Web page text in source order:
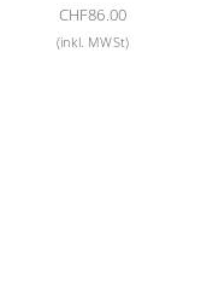
CHF86.00
(inkl. MWSt)